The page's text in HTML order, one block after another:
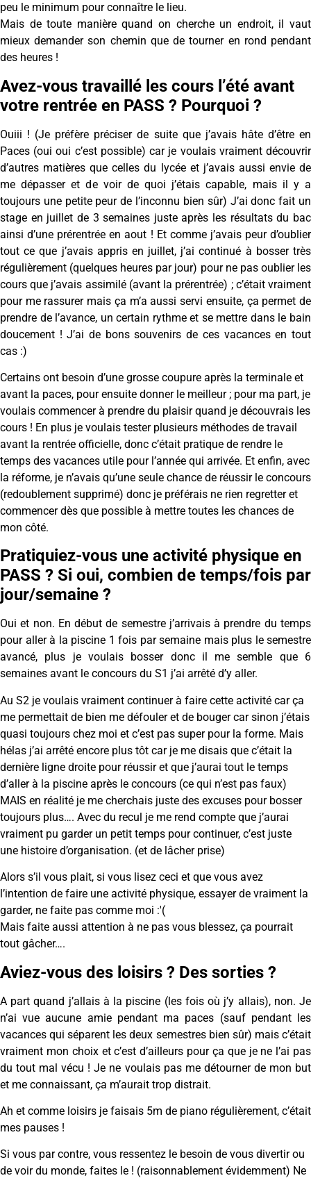
peu le minimum pour connaître le lieu.
Mais de toute manière quand on cherche un endroit, il vaut
mieux demander son chemin que de tourner en rond pendant
des heures !
Avez-vous travaillé les cours l’été avant
votre rentrée en PASS ? Pourquoi ?
Ouiii ! (Je préfère préciser de suite que j’avais hâte d’être en
Paces (oui oui c’est possible) car je voulais vraiment découvrir
d’autres matières que celles du lycée et j’avais aussi envie de
me dépasser et de voir de quoi j’étais capable, mais il y a
toujours une petite peur de l’inconnu bien sûr) J’ai donc fait un
stage en juillet de 3 semaines juste après les résultats du bac
ainsi d’une prérentrée en aout ! Et comme j’avais peur d’oublier
tout ce que j’avais appris en juillet, j’ai continué à bosser très
régulièrement (quelques heures par jour) pour ne pas oublier les
cours que j’avais assimilé (avant la prérentrée) ; c’était vraiment
pour me rassurer mais ça m’a aussi servi ensuite, ça permet de
prendre de l’avance, un certain rythme et se mettre dans le bain
doucement ! J’ai de bons souvenirs de ces vacances en tout
cas :)
Certains ont besoin d’une grosse coupure après la terminale et
avant la paces, pour ensuite donner le meilleur ; pour ma part, je
voulais commencer à prendre du plaisir quand je découvrais les
cours ! En plus je voulais tester plusieurs méthodes de travail
avant la rentrée officielle, donc c’était pratique de rendre le
temps des vacances utile pour l’année qui arrivée. Et enfin, avec
la réforme, je n’avais qu’une seule chance de réussir le concours
(redoublement supprimé) donc je préférais ne rien regretter et
commencer dès que possible à mettre toutes les chances de
mon côté.
Pratiquiez-vous une activité physique en
PASS ? Si oui, combien de temps/fois par
jour/semaine ?
Oui et non. En début de semestre j’arrivais à prendre du temps
pour aller à la piscine 1 fois par semaine mais plus le semestre
avancé, plus je voulais bosser donc il me semble que 6
semaines avant le concours du S1 j’ai arrêté d’y aller.
Au S2 je voulais vraiment continuer à faire cette activité car ça
me permettait de bien me défouler et de bouger car sinon j’étais
quasi toujours chez moi et c’est pas super pour la forme. Mais
hélas j’ai arrêté encore plus tôt car je me disais que c’était la
dernière ligne droite pour réussir et que j’aurai tout le temps
d’aller à la piscine après le concours (ce qui n’est pas faux)
MAIS en réalité je me cherchais juste des excuses pour bosser
toujours plus…. Avec du recul je me rend compte que j’aurai
vraiment pu garder un petit temps pour continuer, c’est juste
une histoire d’organisation. (et de lâcher prise)
Alors s’il vous plait, si vous lisez ceci et que vous avez
l’intention de faire une activité physique, essayer de vraiment la
garder, ne faite pas comme moi :'(
Mais faite aussi attention à ne pas vous blessez, ça pourrait
tout gâcher….
Aviez-vous des loisirs ? Des sorties ?
A part quand j’allais à la piscine (les fois où j’y allais), non. Je
n’ai vue aucune amie pendant ma paces (sauf pendant les
vacances qui séparent les deux semestres bien sûr) mais c’était
vraiment mon choix et c’est d’ailleurs pour ça que je ne l’ai pas
du tout mal vécu ! Je ne voulais pas me détourner de mon but
et me connaissant, ça m’aurait trop distrait.
Ah et comme loisirs je faisais 5m de piano régulièrement, c’était
mes pauses !
Si vous par contre, vous ressentez le besoin de vous divertir ou
de voir du monde, faites le ! (raisonnablement évidemment) Ne